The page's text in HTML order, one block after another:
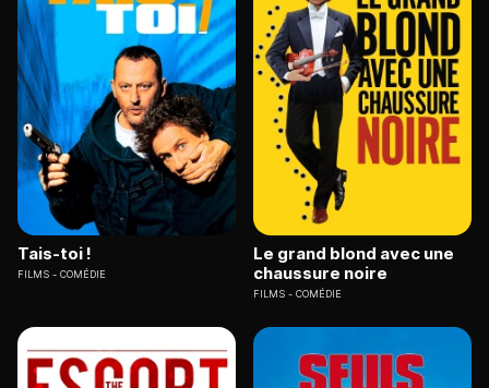
Tais-toi !
FILMS COMÉDIE
Le grand blond avec une
chaussure noire
FILMS COMÉDIE